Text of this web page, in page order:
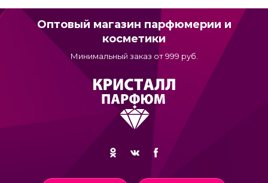
Оптовый магазин парфюмерии и
косметики
Минимальный заказ от 999 руб.